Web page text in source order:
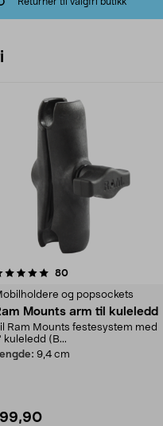
80anmeldelser
og popsockets
Mounts arm til kuleledd
Ram Mounts festesystem med
kuleledd (B...
9,4 cm
4.5 av 5 stjerner